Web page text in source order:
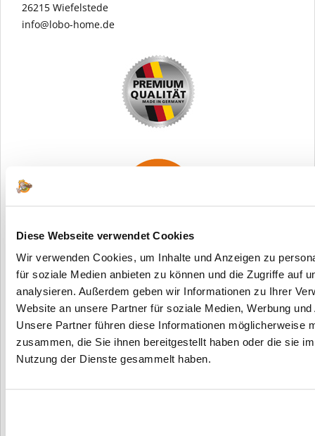
Diese Webseite verwendet Cookies
Wir verwenden Cookies, um Inhalte und Anzeigen zu
für soziale Medien anbieten zu können und die Zugriffe auf
analysieren. Außerdem geben wir Informationen zu Ihrer
Website an unsere Partner für soziale Medien, Werbung
Unsere Partner führen diese Informationen möglicherweise
zusammen, die Sie ihnen bereitgestellt haben oder die sie
Nutzung der Dienste gesammelt haben.
26215 Wiefelstede
info@lobo-home.de
Hilfe bei der Maßfestlegung - 2-
flügelige Türen und Zargen
Rohbaumaß (RBM)
Maueröffnungsmaß
Zargenfalzmaß
Bestellmaß
2-flg.
1441 x 1983